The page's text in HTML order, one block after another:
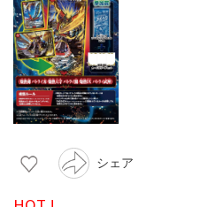
シェア